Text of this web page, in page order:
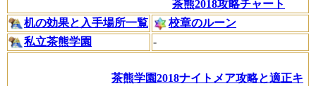
茶熊2018攻略チャート
机の効果と入手場所一覧
校章のルーン
私立茶熊学園
-
茶熊学園2018ナイトメア攻略と適正キ